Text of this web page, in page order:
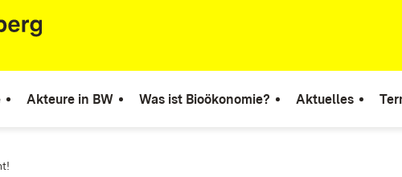
Akteure in BW Was ist Bioökonomie? Aktuelles